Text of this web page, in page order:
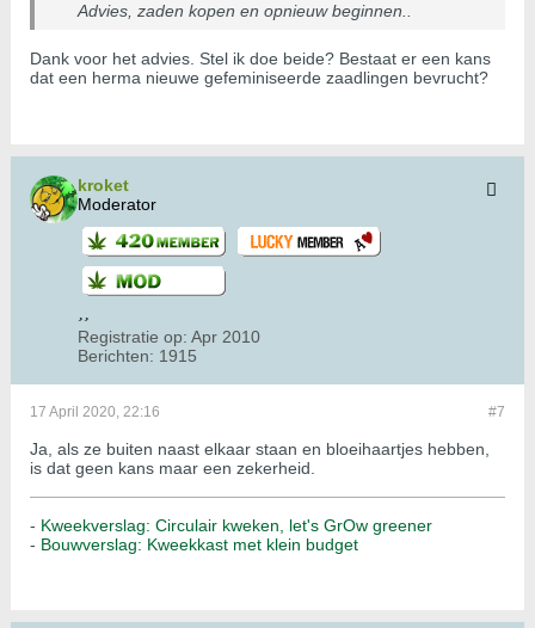
Advies, zaden kopen en opnieuw beginnen..
Dank voor het advies. Stel ik doe beide? Bestaat er een kans
dat een herma nieuwe gefeminiseerde zaadlingen bevrucht?
kroket
Moderator
Registratie op: Apr 2010
Berichten: 1915
#7
17 April 2020, 22:16
Ja, als ze buiten naast elkaar staan en bloeihaartjes hebben,
is dat geen kans maar een zekerheid.
- Kweekverslag: Circulair kweken, let's GrOw greener
- Bouwverslag: Kweekkast met klein budget